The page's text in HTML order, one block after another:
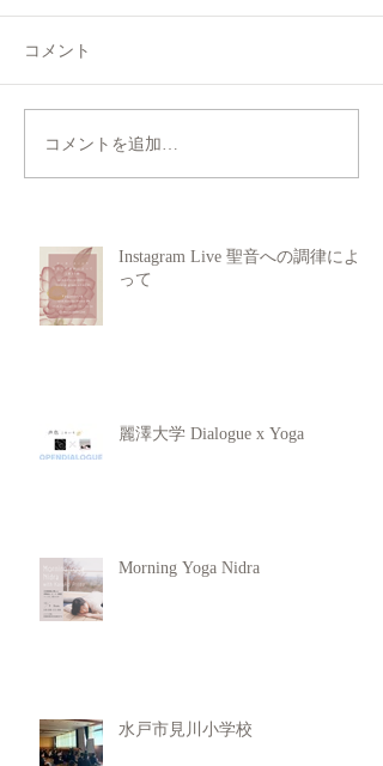
コメント
コメントを追加…
Instagram Live 聖音への調律によ
って
麗澤大学 Dialogue x Yoga
Morning Yoga Nidra
水戸市見川小学校